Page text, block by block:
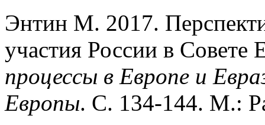
Энтин М. 2017.
участия России в
процессы в Европе и
Европы. С. 134-144. М.: